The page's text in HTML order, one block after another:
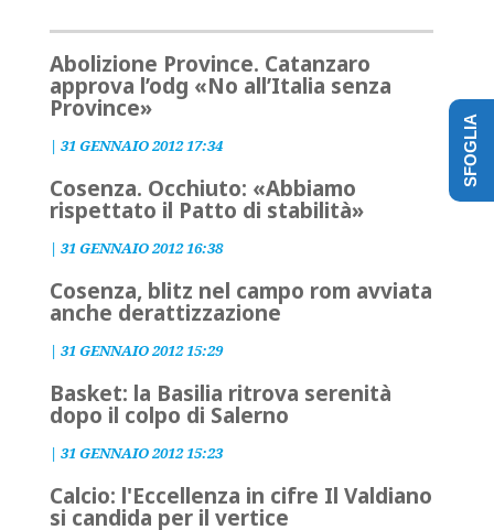
Abolizione Province. Catanzaro
approva l’odg «No all’Italia senza
Province»
| 31 GENNAIO 2012 17:34
Cosenza. Occhiuto: «Abbiamo
rispettato il Patto di stabilità»
| 31 GENNAIO 2012 16:38
Cosenza, blitz nel campo rom avviata
anche derattizzazione
| 31 GENNAIO 2012 15:29
Basket: la Basilia ritrova serenità
dopo il colpo di Salerno
| 31 GENNAIO 2012 15:23
Calcio: l'Eccellenza in cifre Il Valdiano
si candida per il vertice
SFOGLIA